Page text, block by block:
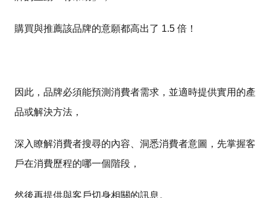
購買與推薦該品牌的意願都高出了 1.5 倍！
因此，品牌必須能預測消費者需求，並適時提供實用的產
品或解決方法，
深入瞭解消費者搜尋的內容、洞悉消費者意圖，先掌握客
戶在消費歷程的哪一個階段，
然後再提供與客戶切身相關的訊息。